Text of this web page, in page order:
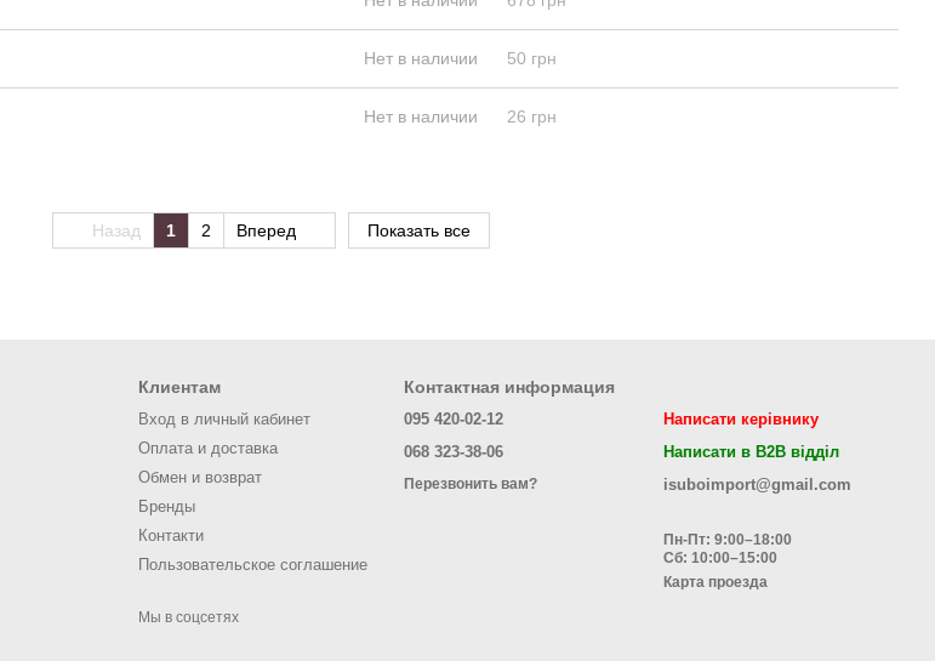
Нет в наличии 50 грн
Нет в наличии 26 грн
Назад 1 2 Вперед Показать все
Клиентам
Вход в личный кабинет
Оплата и доставка
Обмен и возврат
Бренды
Контакти
Пользовательское соглашение
Мы в соцсетях
Контактная информация
095 420-02-12
068 323-38-06
Перезвонить вам?
Написати керівнику
Написати в B2B відділ
isuboimport@gmail.com
Пн-Пт: 9:00–18:00
Сб: 10:00–15:00
Карта проезда